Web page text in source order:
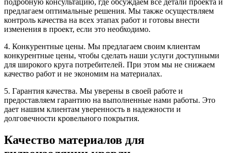
предлагаем оптимальные решения. Мы также осуществляем
контроль качества на всех этапах работ и готовы внести
изменения в проект, если это необходимо.
4. Конкурентные цены. Мы предлагаем своим клиентам
конкурентные цены, чтобы сделать наши услуги доступными
для широкого круга потребителей. При этом мы не снижаем
качество работ и не экономим на материалах.
5. Гарантия качества. Мы уверены в своей работе и
предоставляем гарантию на выполненные нами работы. Это
дает нашим клиентам уверенность в надежности и
долговечности кровельного покрытия.
Качество материалов для